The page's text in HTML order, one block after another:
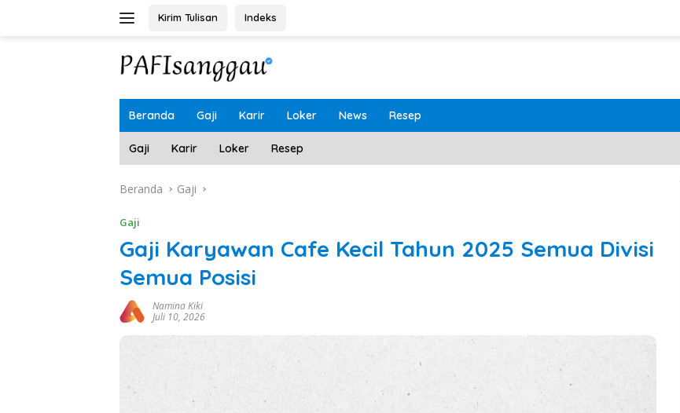
Kirim Tulisan Indeks
Beranda Gaji Karir Loker News Resep
Gaji Karir Loker Resep
Beranda Gaji
Gaji
Gaji Karyawan Cafe Kecil Tahun 2025 Semua Divisi
Semua Posisi
Namina Kiki
Juli 10, 2026